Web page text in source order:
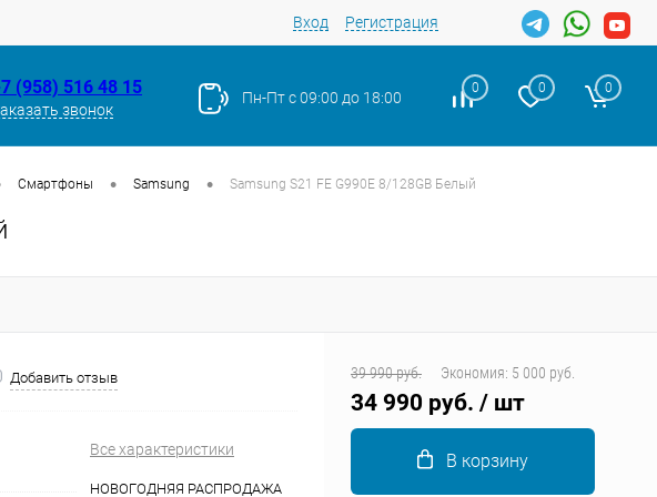
Вход Регистрация
(958) 516 48 15
звонок
Пн-Пт с 09:00 до 18:00
0 0 0
Смартфоны • Samsung • Samsung S21 FE G990E 8/128GB Белый
Добавить отзыв
Все характеристики
НОВОГОДНЯЯ РАСПРОДАЖА
39 990 руб. Экономия: 5 000 руб.
34 990 руб. / шт
В корзину